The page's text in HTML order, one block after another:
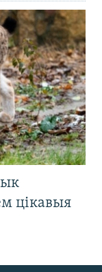
цікавыя